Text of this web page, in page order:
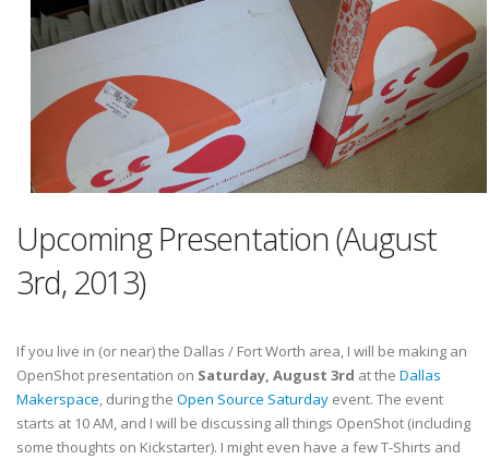
Upcoming Presentation (August
3rd, 2013)
If you live in (or near) the Dallas / Fort Worth area, I will be making an
OpenShot presentation on Saturday, August 3rd at the Dallas
Makerspace, during the Open Source Saturday event. The event
starts at 10 AM, and I will be discussing all things OpenShot (including
some thoughts on Kickstarter). I might even have a few T-Shirts and